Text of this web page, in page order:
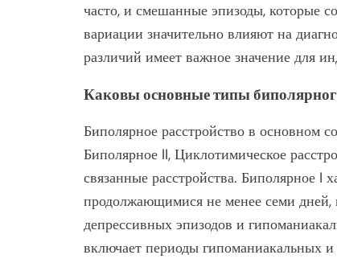
часто, и смешанные эпизоды, которые
вариации значительно влияют на
различий имеет важное значение для
Каковы основные типы
Биполярное расстройство в основном
Биполярное II, Циклотимическое
связанные расстройства. Биполярное I
продолжающимися не менее семи дней,
депрессивных эпизодов и
включает периоды гипоманиакальных